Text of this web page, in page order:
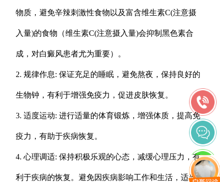
物质，避免辛辣刺激性食物以及富含维生素C(注意摄
入量)的食物（维生素C(注意摄入量)会抑制黑色素合
成，对白癜风患者尤为重要）。
2. 规律作息: 保证充足的睡眠，避免熬夜，保持良好的
生物钟，有利于增强免疫力，促进皮肤恢复。
3. 适度运动: 进行适量的体育锻炼，增强体质，提高免
疫力，有助于疾病恢复。
4. 心理调适: 保持积极乐观的心态，减缓心理压力，有
利于疾病的恢复。避免因疾病影响工作和生活，适当